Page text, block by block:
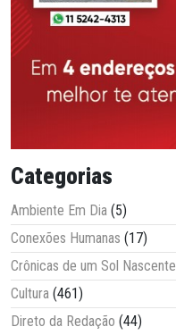
Categorias
Ambiente Em Dia (5)
Conexões Humanas (17)
Crônicas de um Sol Nascente
Cultura (461)
Direto da Redação (44)